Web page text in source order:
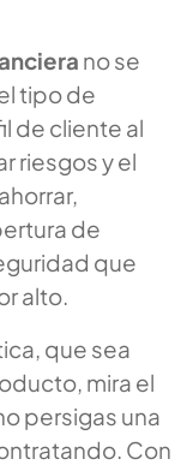
no se
tipo de
de cliente al
riesgos y el
de
que
alto.
que sea
mira el
persigas una
Con